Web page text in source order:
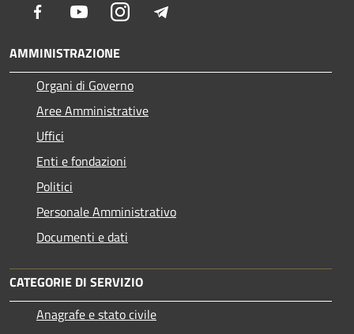
Facebook YoutubeInstagram
AMMINISTRAZIONE
Organi di Governo
Aree Amministrative
Uffici
Enti e fondazioni
Politici
Personale Amministrativo
Documenti e dati
CATEGORIE DI SERVIZIO
Anagrafe e stato civile